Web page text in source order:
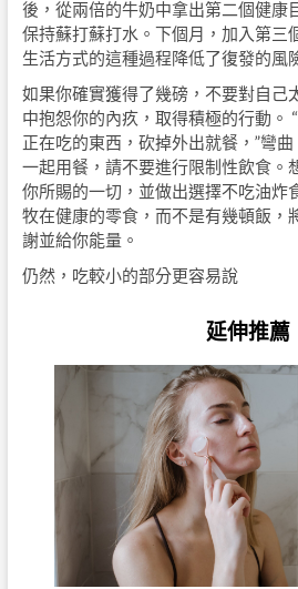
後，從兩倍的牛奶中拿出第二個健康
保持蘇打蘇打水。下個月，加入第三
生活方式的這種過程降低了復發的風
如果你確實獲得了幾磅，不要對自己
中抱怨你的內疚，取得積極的行動。
正在吃的東西，砍掉外出就餐，”彎
一起用餐，請不要進行限制性飲食。
你所賜的一切，並做出選擇不吃油炸
牧在健康的零食，而不是有幾頓飯，
謝並給你能量。
仍然，吃較小的部分更容易說
延伸推薦